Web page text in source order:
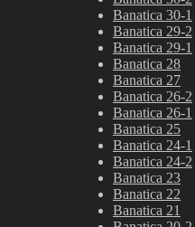
Banatica 30-1
Banatica 29-2
Banatica 29-1
Banatica 28
Banatica 27
Banatica 26-2
Banatica 26-1
Banatica 25
Banatica 24-1
Banatica 24-2
Banatica 23
Banatica 22
Banatica 21